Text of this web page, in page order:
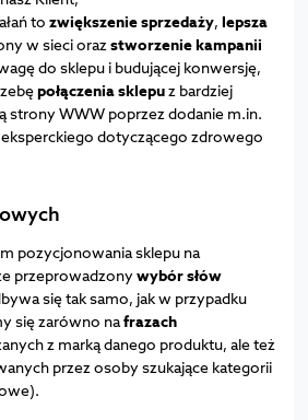
to zwiększenie sprzedaży, lepsza
w sieci oraz stworzenie kampanii
do sklepu i budującej konwersję,
połączenia sklepuz bardziej
strony WWW poprzez dodanie m.in.
dotyczącego zdrowego
pozycjonowania sklepu na
przeprowadzonywybór słów
się tak samo, jak w przypadku
się zarówno nafrazach
z marką danego produktu, ale też
przez osoby szukające kategorii